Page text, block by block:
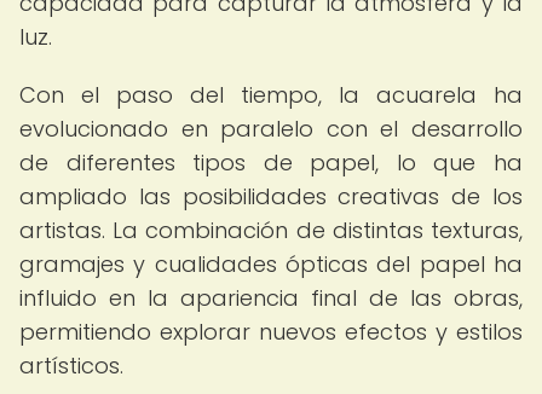
luz.
Con el paso del tiempo, la acuarela ha
evolucionado en paralelo con el desarrollo
de diferentes tipos de papel, lo que ha
ampliado las posibilidades creativas de los
artistas. La combinación de distintas texturas,
gramajes y cualidades ópticas del papel ha
influido en la apariencia final de las obras,
permitiendo explorar nuevos efectos y estilos
artísticos.